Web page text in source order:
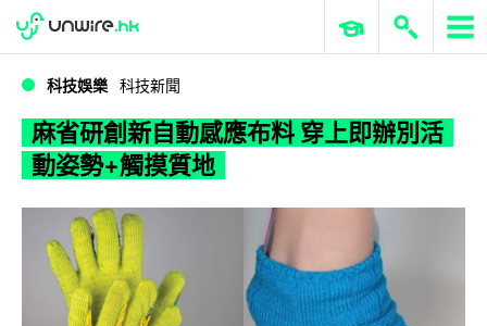
WWDC 2026 ERP 與商業 AI
科技娛樂 科技新聞
麻省研創新自動感應布料 穿上即辦別活
動姿勢+觸摸質地